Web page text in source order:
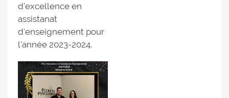
d’excellence en
assistanat
d'enseignement pour
l'année 2023-2024.